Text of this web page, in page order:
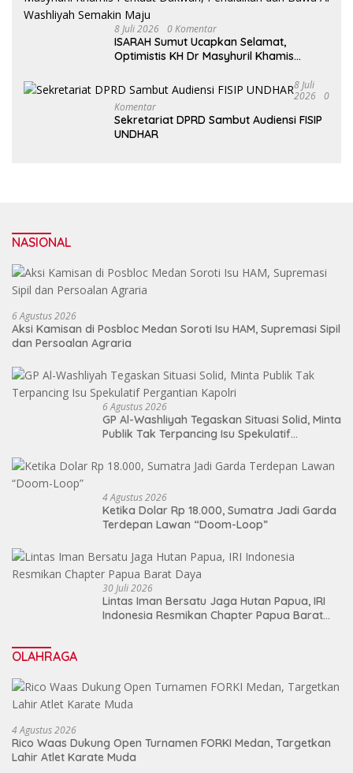
8 Juli 2026 0 Komentar
ISARAH Sumut Ucapkan Selamat,
Optimistis KH Dr Masyhuril Khamis
Al Washliyah Semakin Maju
8 Juli
2026 0
Komentar
Sekretariat DPRD Sambut Audiensi FISIP
UNDHAR
NASIONAL
6 Agustus 2026
Aksi Kamisan di Posbloc Medan Soroti Isu HAM, Supremasi Sipil
dan Persoalan Agraria
6 Agustus 2026
GP Al-Washliyah Tegaskan Situasi Solid, Minta
Publik Tak Terpancing Isu Spekulatif
4 Agustus 2026
Ketika Dolar Rp 18.000, Sumatra Jadi Garda
Terdepan Lawan “Doom-Loop”
30 Juli 2026
Lintas Iman Bersatu Jaga Hutan Papua, IRI
Indonesia Resmikan Chapter Papua Barat
OLAHRAGA
4 Agustus 2026
Rico Waas Dukung Open Turnamen FORKI Medan, Targetkan
Lahir Atlet Karate Muda